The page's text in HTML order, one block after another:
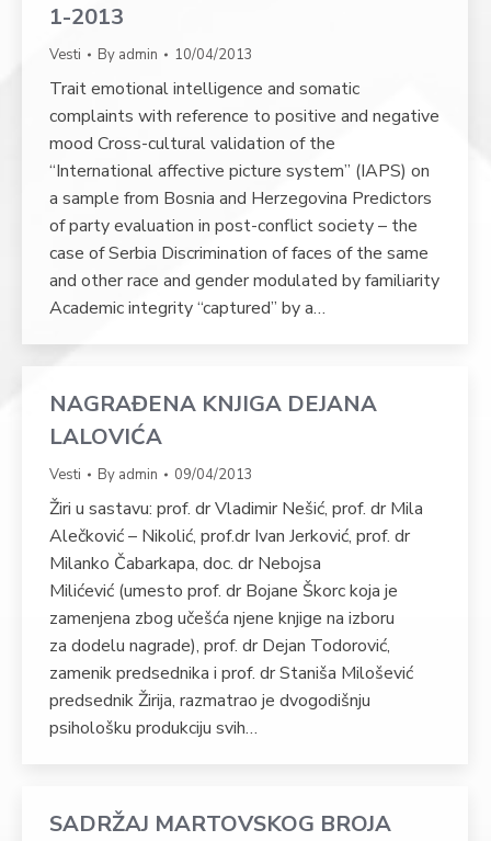
1-2013
Vesti By admin 10/04/2013
Trait emotional intelligence and somatic
complaints with reference to positive and negative
mood Cross-cultural validation of the
“International affective picture system” (IAPS) on
a sample from Bosnia and Herzegovina Predictors
of party evaluation in post-conflict society – the
case of Serbia Discrimination of faces of the same
and other race and gender modulated by familiarity
Academic integrity “captured” by a…
NAGRAĐENA KNJIGA DEJANA
LALOVIĆA
Vesti By admin 09/04/2013
Žiri u sastavu: prof. dr Vladimir Nešić, prof. dr Mila
Alečković – Nikolić, prof.dr Ivan Jerković, prof. dr
Milanko Čabarkapa, doc. dr Nebojsa
Milićević (umesto prof. dr Bojane Škorc koja je
zamenjena zbog učešća njene knjige na izboru
za dodelu nagrade), prof. dr Dejan Todorović,
zamenik predsednika i prof. dr Staniša Milošević
predsednik Žirija, razmatrao je dvogodišnju
psihološku produkciju svih…
SADRŽAJ MARTOVSKOG BROJA